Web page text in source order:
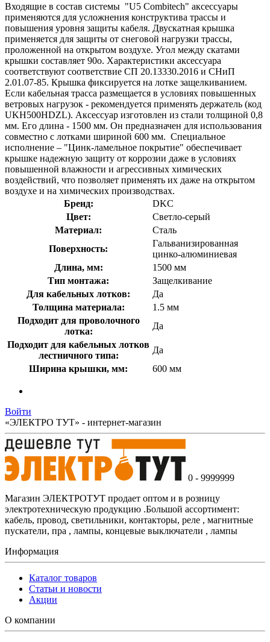
Входящие в состав системы "U5 Combitech" аксессуары
применяются для усложнения конструктива трассы и
повышения уровня защиты кабеля. Двускатная крышка
применяется для защиты от снеговой нагрузки трассы,
проложенной на открытом воздухе. Угол между скатами
крышки составляет 90o. Характеристики аксессуара
соответствуют соответствие СП 20.13330.2016 и СНиП
2.01.07-85. Крышка фиксируется на лотке защелкиванием.
Если кабельная трасса размещается в условиях повышенных
ветровых нагрузок - рекомендуется применять держатель (код
UKH500HDZL). Аксессуар изготовлен из стали толщиной 0,8
мм. Его длина - 1500 мм. Он предназначен для использования
совместно с лотками шириной 600 мм. Специальное
исполнение – "Цинк-ламельное покрытие" обеспечивает
крышке надежную защиту от коррозии даже в условиях
повышенной влажности и агрессивных химических
воздействий, что позволяет применять их даже на открытом
воздухе и на химических производствах.
Бренд:
DKC
Цвет:
Светло-серый
Материал:
Сталь
Поверхность:
Гальванизированная
цинко-алюминиевая
Длина, мм:
1500 мм
Тип монтажа:
Защелкивание
Для кабельных лотков:
Да
Толщина материала:
1.5 мм
Подходит для проволочного
лотка:
Да
Подходит для кабельных лотков
лестничного типа:
Да
Ширина крышки, мм:
600 мм
Войти
«ЭЛЕКТРО ТУТ» - интернет-магазин
0 - 9999999
Магазин ЭЛЕКТРОТУТ продает оптом и в розницу
электротехническую продукцию .Большой ассортимент:
кабель, провод, светильники, контакторы, реле , магнитные
пускатели, пра , лампы, концевые выключатели , лампы
Информация
Каталог товаров
Статьи и новости
Акции
О компании